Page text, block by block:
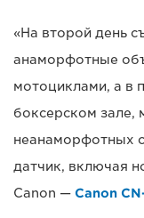
«На второй день
анаморфотные
мотоциклами, а в
боксерском зале,
неанаморфотных
датчик, включая
Canon — Canon